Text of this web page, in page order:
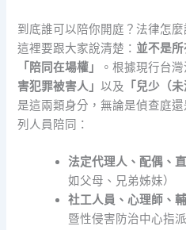
到底誰可以陪你開庭？法律怎麼
這裡要跟大家說清楚： 並不是
「陪同在場權」
。根據現行台
害犯罪被害人」以及 「兒少（
是這兩類身分，無論是偵查庭
列人員陪同：
法定代理人、配偶、
如父母、兄弟姊妹）
社工人員、心理師、
暨性侵害防治中心指派